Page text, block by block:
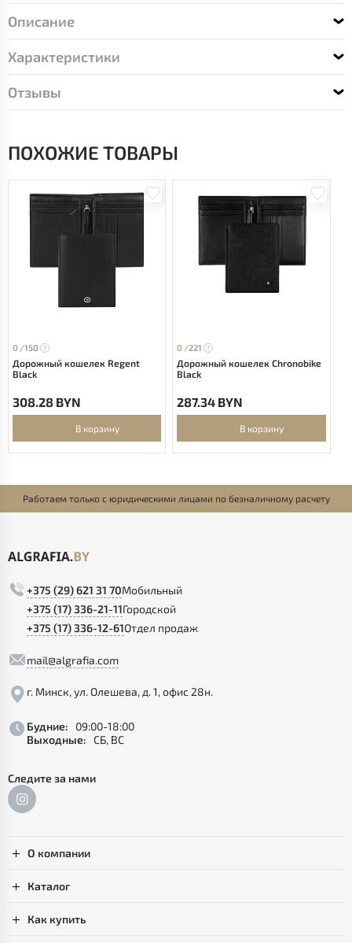
Описание
Характеристики
Отзывы
ПОХОЖИЕ ТОВАРЫ
0 /150
Дорожный кошелек Regent
Black
308.28 BYN
В корзину
0 /221
Дорожный кошелек Chronobike
Black
287.34 BYN
В корзину
Работаем только с юридическими лицами по безналичному расчету
+375 (29) 621 31 70Мобильный
+375 (17) 336-21-11Городской
+375 (17) 336-12-61Отдел продаж
mail@algrafia.com
г. Минск, ул. Олешева, д. 1, офис 28н.
Будние:
09:00-18:00
Выходные: СБ, ВС
Следите за нами
О компании
Каталог
Как купить